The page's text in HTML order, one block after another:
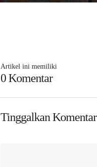
Artikel ini memiliki
0 Komentar
Tinggalkan Komentar